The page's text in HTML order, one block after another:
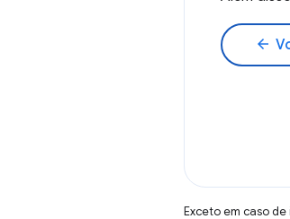
arrow_back
Exceto em caso